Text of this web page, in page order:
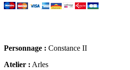
Personnage : Constance II
Atelier : Arles